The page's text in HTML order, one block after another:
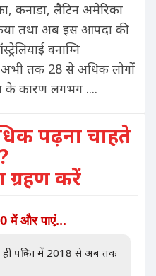
कनाडा, लैटिन अमेरिका
तथा अब इस आपदा की
वनाग्नि
तक 28 से अधिक लोगों
के कारण लगभग ....
पढ़ना चाहते
ग्रहण करें
में और पाएं...
ही पत्रिका में 2018 से अब तक